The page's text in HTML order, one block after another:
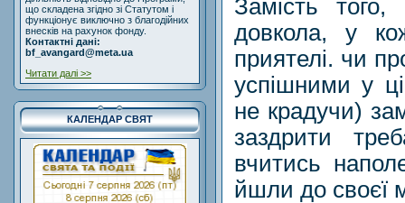
що складена згідно зі Статутом і
функціонує виключно з благодійних
внесків на рахунок фонду.
Контактні дані:
bf_avangard@meta.ua
Читати далі >>
КАЛЕНДАР СВЯТ
Замість
довкола, у
приятелі. чи
успішними у
не крадучи)
заздрити
вчитись
йшли до своєї